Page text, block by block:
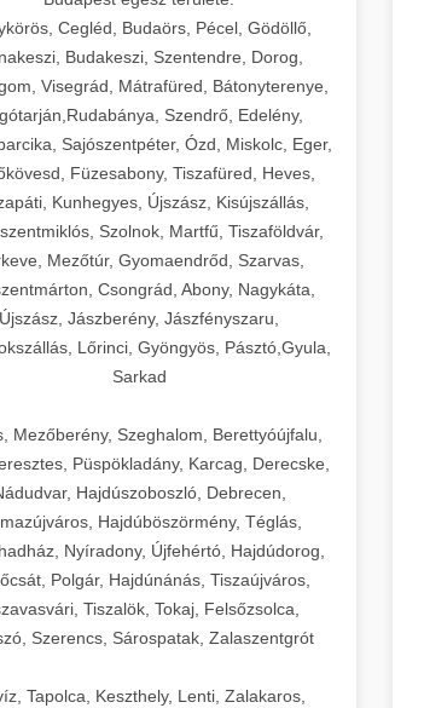
Cegléd, Budaörs, Pécel, Gödöllő,
Budakeszi, Szentendre, Dorog,
Visegrád, Mátrafüred, Bátonyterenye,
Szendrő, Edelény,
Sajószentpéter, Ózd, Miskolc, Eger,
Füzesabony, Tiszafüred, Heves,
Kunhegyes, Újszász, Kisújszállás,
Szolnok, Martfű, Tiszaföldvár,
Mezőtúr, Gyomaendrőd, Szarvas,
Csongrád, Abony, Nagykáta,
Újszász, Jászberény, Jászfényszaru,
Lőrinci, Gyöngyös, Pásztó,Gyula,
Sarkad
Mezőberény, Szeghalom, Berettyóújfalu,
Püspökladány, Karcag, Derecske,
Hajdúszoboszló, Debrecen,
Hajdúböszörmény, Téglás,
Nyíradony, Újfehértó, Hajdúdorog,
Polgár, Hajdúnánás, Tiszaújváros,
Tiszalök, Tokaj, Felsőzsolca,
Szerencs, Sárospatak, Zalaszentgrót
Tapolca, Keszthely, Lenti, Zalakaros,